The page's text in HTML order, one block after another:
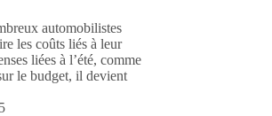
automobilistes
les coûts liés à leur
liées à l’été, comme
le budget, il devient